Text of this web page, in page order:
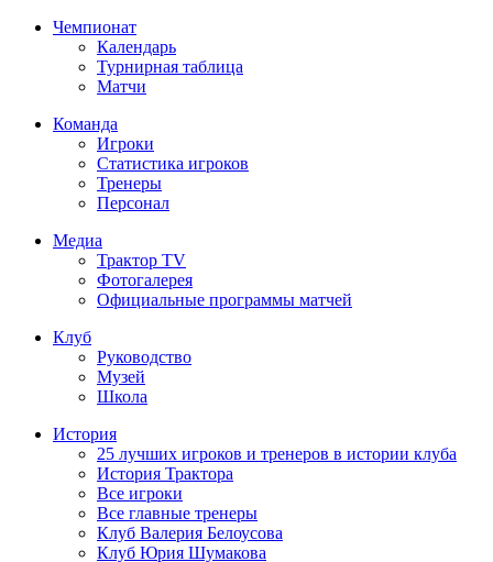
Чемпионат
Календарь
Турнирная таблица
Матчи
Команда
Игроки
Статистика игроков
Тренеры
Персонал
Медиа
Трактор TV
Фотогалерея
Официальные программы матчей
Клуб
Руководство
Музей
Школа
История
25 лучших игроков и тренеров в истории клуба
История Трактора
Все игроки
Все главные тренеры
Клуб Валерия Белоусова
Клуб Юрия Шумакова